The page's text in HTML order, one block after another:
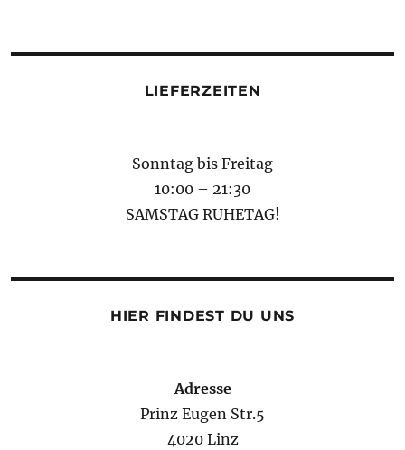
LIEFERZEITEN
Sonntag bis Freitag
10:00 – 21:30
SAMSTAG RUHETAG!
HIER FINDEST DU UNS
Adresse
Prinz Eugen Str.5
4020 Linz